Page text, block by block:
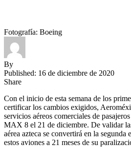
Fotografía: Boeing
By
Published: 16 de diciembre de 2020
Share
Con el inicio de esta semana de los
certificar los cambios exigidos,
servicios aéreos comerciales de
MAX 8 el 21 de diciembre. De validar
aérea azteca se convertirá en la segunda
estos aviones a 21 meses de su